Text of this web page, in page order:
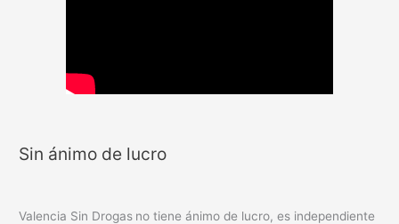
Sin ánimo de lucro
Valencia Sin Drogas no tiene ánimo de lucro, es independiente